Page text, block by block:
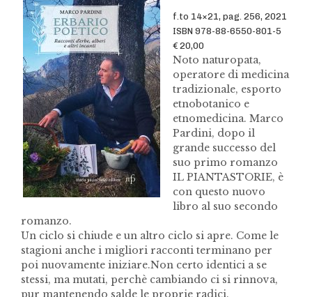
f.to 14×21, pag. 256, 2021
ISBN 978-88-6550-801-5
€ 20,00
Noto naturopata,
operatore di medicina
tradizionale, esporto
etnobotanico e
etnomedicina. Marco
Pardini, dopo il
grande successo del
suo primo romanzo
IL PIANTASTORIE, è
con questo nuovo
libro al suo secondo
romanzo.
Un ciclo si chiude e un altro ciclo si apre. Come le
stagioni anche i migliori racconti terminano per
poi nuovamente iniziare.Non certo identici a se
stessi, ma mutati, perchè cambiando ci si rinnova,
pur mantenendo salde le proprie radici.